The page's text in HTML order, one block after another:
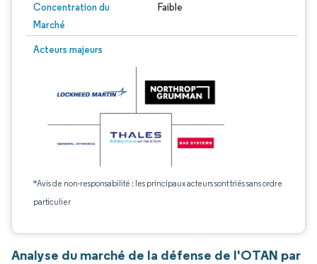
Concentration du
Marché
Faible
Acteurs majeurs
*Avis de non-responsabilité : les principaux acteurs sont triés sans ordre
particulier
Analyse du marché de la défense de l'OTAN par